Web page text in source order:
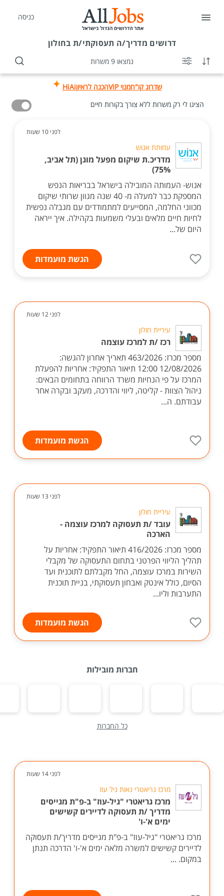
כניסה
דרושים מדריך/ה תעסוקתי/ת בחולון
נמצאו 9 משרות
שדרוג קו"חמנוי VIP הכנה לראיוןHiAi
הציגו לי רק משרות ללא צורך בקורות חיים
לפני 10 שעות
עמותת אנוש
מדריכ.ת שיקום מפעל מוגן (תל אביב,
75%)
אנוש- העמותה המובילה בישראל בבריאות הנפש
המספקת כבר למעלה מ- 40 שנה מגוון שרותי שיקום
מכווני החלמה, המסייעים למתמודדים עם מגבלה נפשית
לחיות חיים מלאים ובעלי משמעות בקהילה. איך ייראה
היום של...
הגשת מועמדות
לפני 12 שעות
עיריית חולון
רכז /ת למרכז עוצמה
מספר מכרז: 463/2026 תאריך אחרון להגשה:
12/08/2026 12:00 תיאור התפקיד: אחריות להפעלת
המרכז על פי הנחיות משרד הרווחה בתחומים הבאים:
ניהול הצוות - קליטה, ליווי והדרכה, מעקב ובקרה אחר
עבודתם. ה...
הגשת מועמדות
לפני 13 שעות
עיריית חולון
עובד /ת תעסוקה למרכז עוצמה -
הארכה
מספר מכרז: 416/2026 תיאור התפקיד: אחריות על
תהליך הליווי הפרטני בתחום התעסוקה של מקבלי
השירות במרכז עוצמה, החל מקבלתם לתוכנית ועד
הסיום, כולל אינטק ואבחון תעסוקתי, בניית תוכנית
התערבות וליו...
הגשת מועמדות
חברות מובילות
כל החברות
לפני 14 שעות
מרכז גריאטרי נאות גיל עוז
מרכז גריאטרי "גיל-עוז" ב-פ"ת מגייסים
מדריך /ת תעסוקה לדיירים קשישים
ימים א'-ו'
מרכז גריאטרי "גיל-עוז" ב-פ"ת מגייסים מדריך/ת תעסוקה
לדיירים קשישים למשרה מלאה ימים א'-ו' הדרכה תנתן
במקום. ...